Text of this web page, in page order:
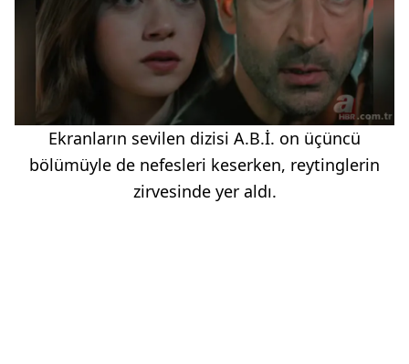
Ekranların sevilen dizisi A.B.İ. on üçüncü
bölümüyle de nefesleri keserken, reytinglerin
zirvesinde yer aldı.